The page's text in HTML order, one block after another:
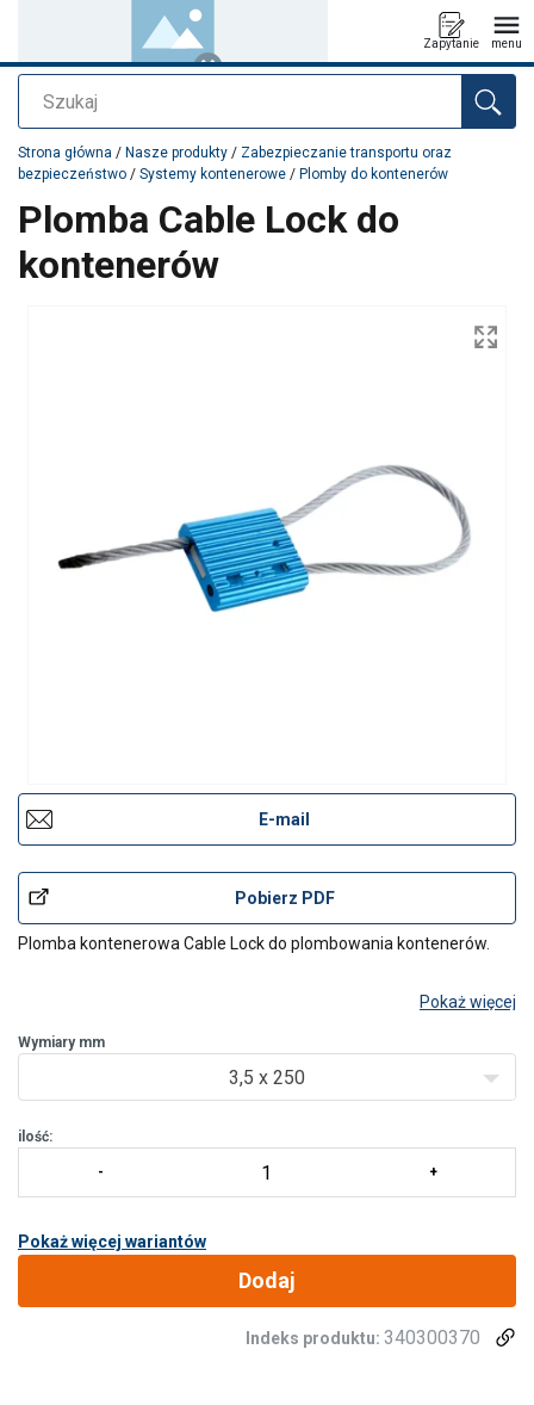
Szukaj
Zapytanie menu
Dodano do zapytania
Strona główna / Nasze produkty / Zabezpieczanie transportu oraz
bezpieczeństwo / Systemy kontenerowe / Plomby do kontenerów
Plomba Cable Lock do
kontenerów
E-mail
Pobierz PDF
Plomba kontenerowa Cable Lock do plombowania kontenerów.
Pokaż więcej
Wymiary mm
3,5 x 250
ilość:
Pokaż więcej wariantów
Dodaj
Indeks produktu: 340300370